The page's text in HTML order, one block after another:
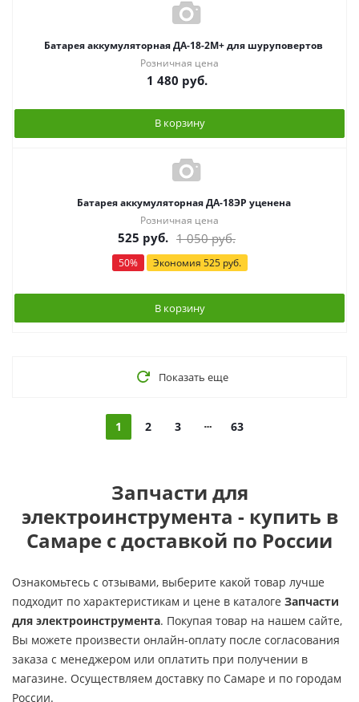
Батарея аккумуляторная ДА-18-2М+ для шуруповертов
Розничная цена
1 480 руб.
В корзину
Батарея аккумуляторная ДА-18ЭP уценена
Розничная цена
525 руб. 1 050руб.
50% Экономия 525руб.
В корзину
Показать еще
1 2 3 63
Запчасти для
электроинструмента - купить в
Самаре с доставкой по России
Ознакомьтесь с отзывами, выберите какой товар лучше
подходит по характеристикам и цене в каталоге Запчасти
для электроинструмента. Покупая товар на нашем сайте,
Вы можете произвести онлайн-оплату после согласования
заказа с менеджером или оплатить при получении в
магазине. Осуществляем доставку по Самаре и по городам
России.